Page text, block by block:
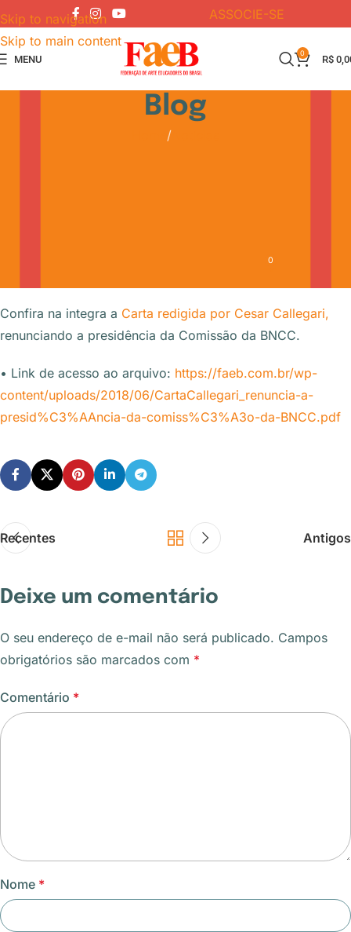
Skip to navigation
Skip to main content
ASSOCIE-SE
MENU 0 R$
Blog
0
Confira na integra a Carta redigida por Cesar Callegari,
renunciando a presidência da Comissão da BNCC.
• Link de acesso ao arquivo: https://faeb.com.br/wp-
content/uploads/2018/06/CartaCallegari_renuncia-a-
presid%C3%AAncia-da-comiss%C3%A3o-da-BNCC.pdf
Recentes Antigos
Deixe um comentário
O seu endereço de e-mail não será publicado. Campos
obrigatórios são marcados com *
Comentário *
Nome *